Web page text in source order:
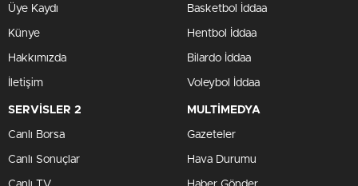
Üye Kaydı
Künye
Hakkımızda
İletişim
Basketbol İddaa
Hentbol İddaa
Bilardo İddaa
Voleybol İddaa
SERVİSLER 2
Canlı Borsa
Canlı Sonuçlar
MULTİMEDYA
Gazeteler
Hava Durumu